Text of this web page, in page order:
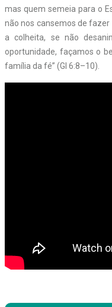
mas quem semeia para o
não nos cansemos de
a colheita, se não
oportunidade, façamos o
família da fé” (Gl 6:8–10).